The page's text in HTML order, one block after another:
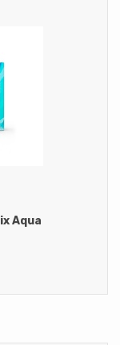
Aqua